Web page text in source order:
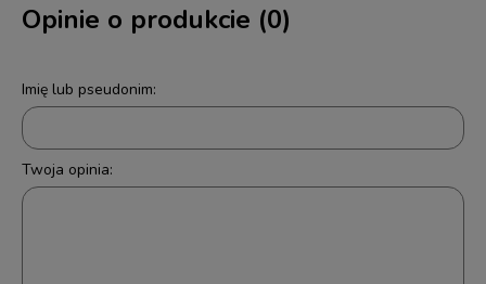
Opinie o produkcie (0)
Imię lub pseudonim:
Twoja opinia: